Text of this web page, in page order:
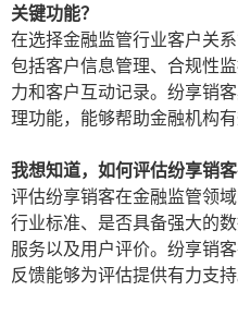
关键功能？
在选择金融监管行业客户关
包括客户信息管理、合规性
力和客户互动记录。纷享销
理功能，能够帮助金融机构
我想知道，如何评估纷享销
评估纷享销客在金融监管领
行业标准、是否具备强大的
服务以及用户评价。纷享销
反馈能够为评估提供有力支持